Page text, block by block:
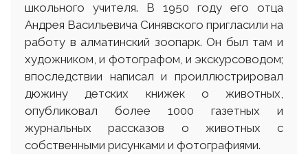
школьного учителя. В 1950 году его отца
Андрея Васильевича Синявского пригласили на
работу в алматинский зоопарк. Он был там и
художником, и фотографом, и экскурсоводом;
впоследствии написал и проиллюстрировал
дюжину детских книжек о животных,
опубликовал более 1000 газетных и
журнальных рассказов о животных с
собственными рисунками и фотографиями.